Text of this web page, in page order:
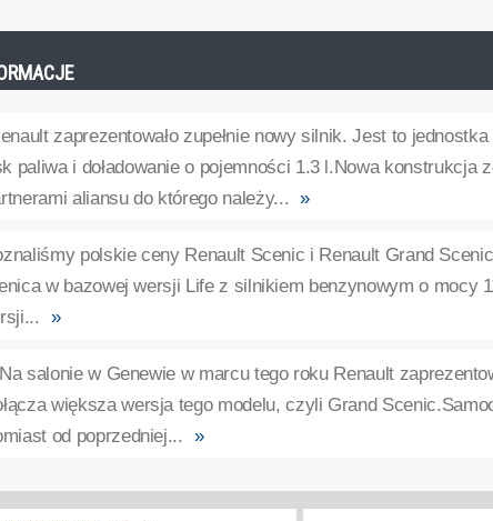
zaprezentowało zupełnie nowy silnik. Jest to
paliwa i doładowanie o pojemności 1.3 l.Nowa konstrukcja
aliansu do którego należy... »
polskie ceny Renault Scenic i Renault Grand
w bazowej wersji Life z silnikiem benzynowym o mocy
»
Na salonie w Genewie w marcu tego roku Renault
większa wersja tego modelu, czyli Grand
od poprzedniej... »